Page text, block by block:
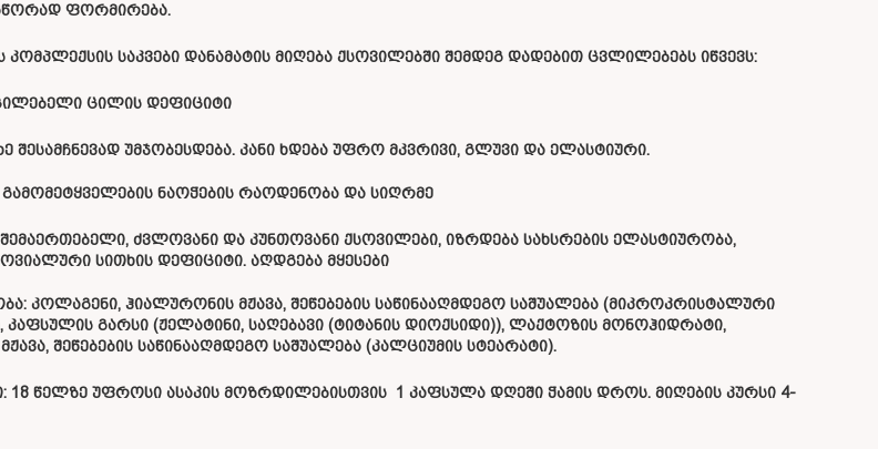
ფორმირება.
საკვები დანამატის მიღება ქსოვილებში შემდეგ დადებით ცვლილებებს იწვევს:
ცილის დეფიციტი
შესამჩნევად უმჯობესდება. კანი ხდება უფრო მკვრივი, გლუვი და ელასტიური.
ნაოჭების რაოდენობა და სიღრმე
ძვლოვანი და კუნთოვანი ქსოვილები, იზრდება სახსრების ელასტიურობა,
სითხის დეფიციტი. აღდგება მყესები
კოლაგენი, ჰიალურონის მჟავა, შეწებების საწინააღმდეგო საშუალება (მიკროკრისტალური
გარსი (ჟელატინი, საღებავი (ტიტანის დიოქსიდი)), ლაქტოზის მონოჰიდრატი,
შეწებების საწინააღმდეგო საშუალება (კალციუმის სტეარატი).
18 წელზე უფროსი ასაკის მოზრდილებისთვის 1 კაფსულა დღეში ჭამის დროს. მიღების კურსი 4-